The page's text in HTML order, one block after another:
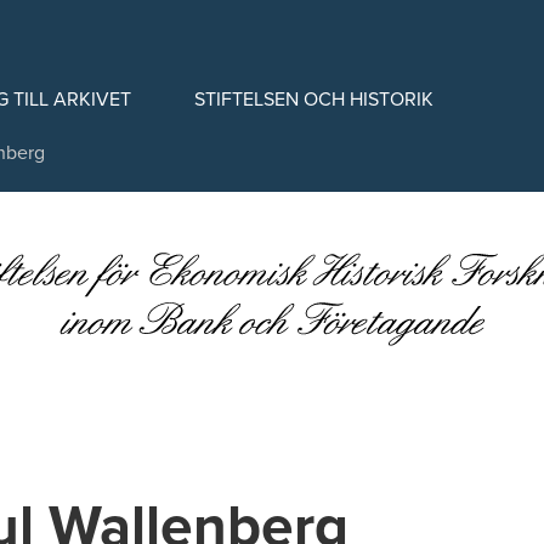
TILL ARKIVET STIFTELSEN OCH HISTORIK
Wallenberg